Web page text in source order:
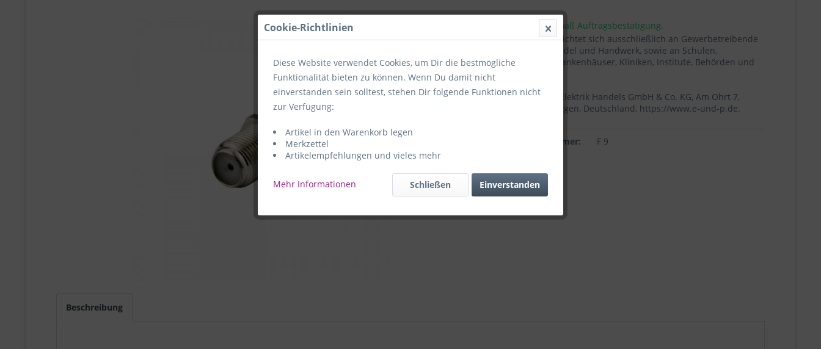
Lieferzeit gemäß Auftragsbestätigung.
Unser Angebot richtet sich ausschließlich an Gewerbetreibende
in Industrie, Handel und Handwerk, sowie an Schulen,
Laboratorien, Krankenhäuser, Kliniken, Institute, Behörden und
Hersteller:e+p Elektrik Handels GmbH & Co. KG, Am Ohrt 7,
59469 Ense-Höingen, Deutschland, https://www.e-und-p.de.
e+p Artikelnummer: F 9
Beschreibung
Cookie-Richtlinien
Diese Website verwendet Cookies, um Dir die bestmögliche
Funktionalität bieten zu können. Wenn Du damit nicht
einverstanden sein solltest, stehen Dir folgende Funktionen nicht
zur Verfügung:
Artikel in den Warenkorb legen
Merkzettel
Artikelempfehlungen und vieles mehr
Mehr Informationen Einverstanden
Schließen